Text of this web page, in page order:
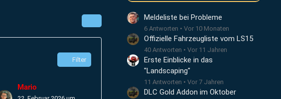
Filter
Mario
Meldeliste bei Probleme
6 Antworten Vor 10 Monaten
Offizielle Fahrzeugliste vom LS15
40 Antworten Vor 11 Jahren
Erste Einblicke in das
"Landscaping"
11 Antworten Vor 7 Jahren
DLC Gold Addon im Oktober